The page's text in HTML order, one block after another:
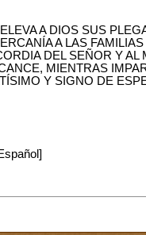
A DIOS SUS
A LAS
DEL SEÑOR Y
MIENTRAS
Y SIGNO DE